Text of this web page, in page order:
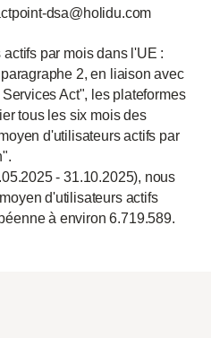
dsa@holidu.com
par mois dans l'UE :
2, en liaison avec
Act", les plateformes
tous les six mois des
d'utilisateurs actifs par
- 31.10.2025), nous
d'utilisateurs actifs
à environ 6.719.589.